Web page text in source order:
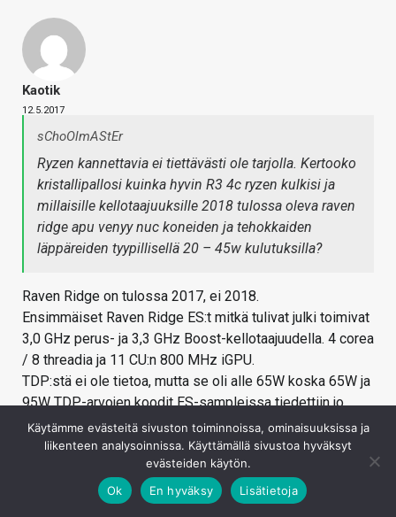
Kaotik
12.5.2017
sChoOlmAStEr
Ryzen kannettavia ei tiettävästi ole tarjolla. Kertooko
kristallipallosi kuinka hyvin R3 4c ryzen kulkisi ja
millaisille kellotaajuuksille 2018 tulossa oleva raven
ridge apu venyy nuc koneiden ja tehokkaiden
läppäreiden tyypillisellä 20 – 45w kulutuksilla?
Raven Ridge on tulossa 2017, ei 2018.
Ensimmäiset Raven Ridge ES:t mitkä tulivat julki toimivat
3,0 GHz perus- ja 3,3 GHz Boost-kellotaajuudella. 4 corea
/ 8 threadia ja 11 CU:n 800 MHz iGPU.
TDP:stä ei ole tietoa, mutta se oli alle 65W koska 65W ja
95W TDP-arvojen koodit ES-sampleissa tiedettiin jo
valmiiksi, eikä se ollut kumpikaan niistä.
Käytämme evästeitä sivuston toiminnoissa, ominaisuuksissa ja
liikenteen analysoinnissa. Käyttämällä sivustoa hyväksyt
evästeiden käytön.
Ok
En hyväksy Lisätietoja